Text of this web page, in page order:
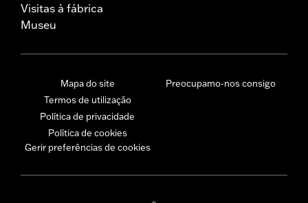
Visitas à fábrica
Museu
Mapa do site
Termos de utilização
Política de privacidade
Política de cookies
Gerir preferências de cookies
Preocupamo-nos consigo